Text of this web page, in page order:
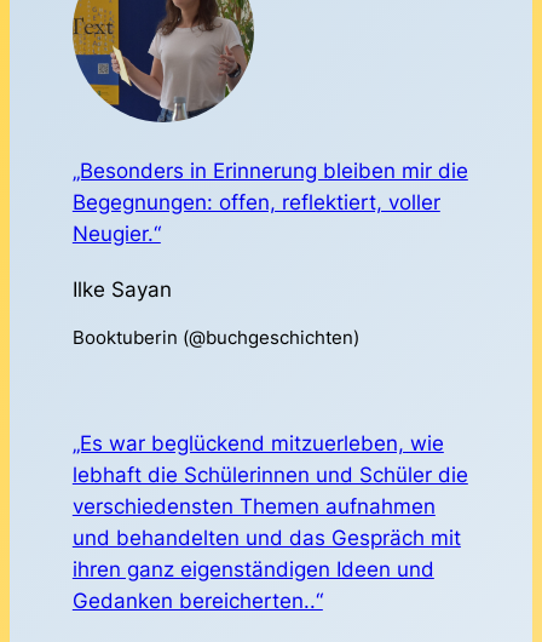
„Besonders in Erinnerung bleiben mir die
Begegnungen: offen, reflektiert, voller
Neugier.“
Ilke Sayan
Booktuberin (@buchgeschichten)
„Es war beglückend mitzuerleben, wie
lebhaft die Schülerinnen und Schüler die
verschiedensten Themen aufnahmen
und behandelten und das Gespräch mit
ihren ganz eigenständigen Ideen und
Gedanken bereicherten..“